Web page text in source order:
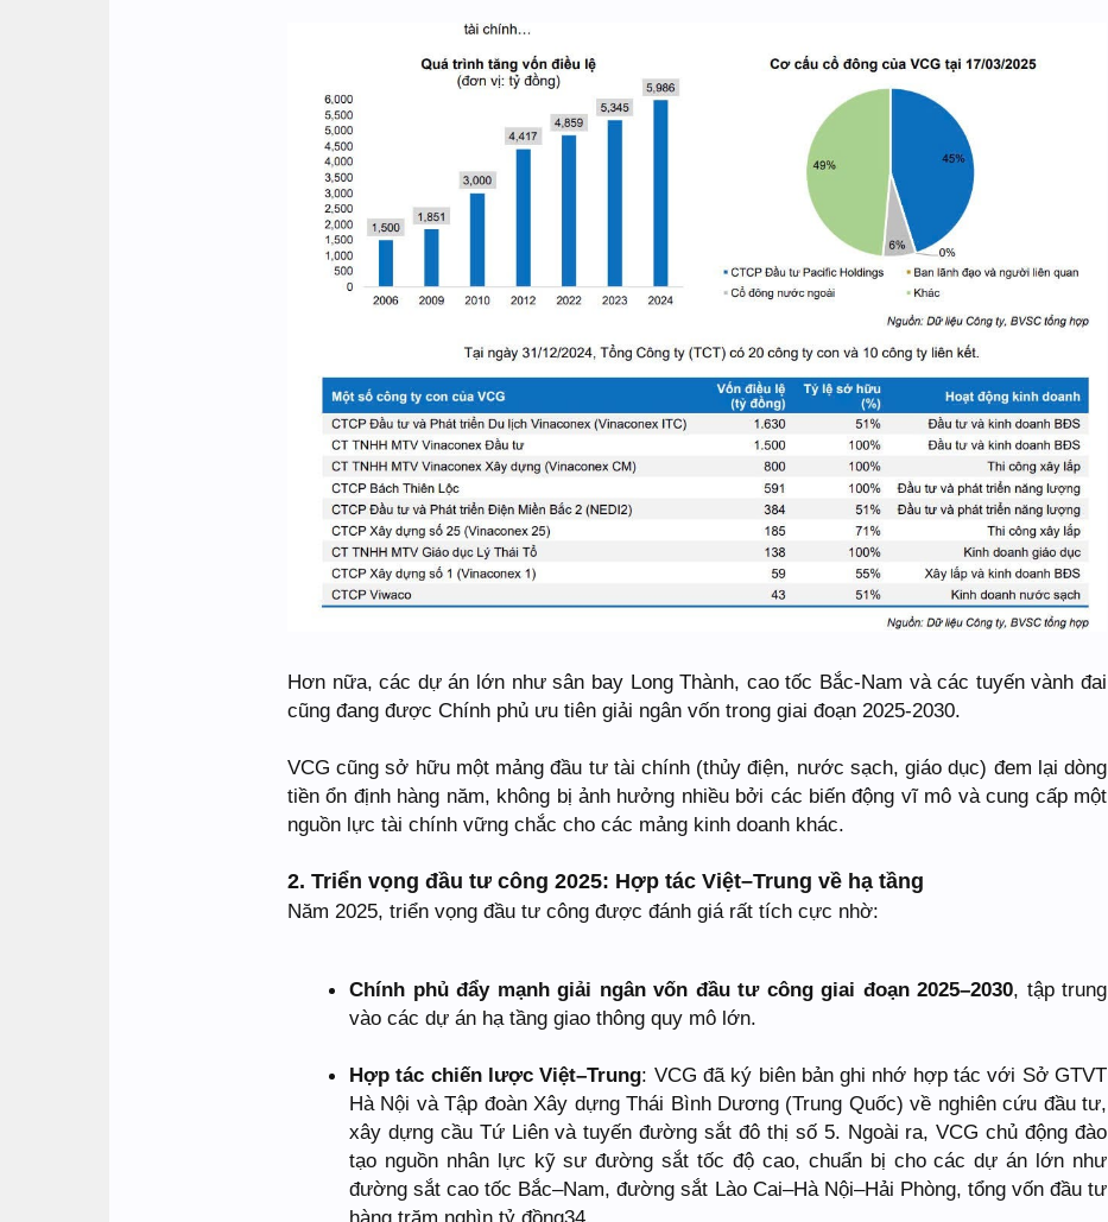
Hơn nữa, các dự án lớn như sân bay Long Thành, cao tốc Bắc-Nam và các tuyến vành đai
cũng đang được Chính phủ ưu tiên giải ngân vốn trong giai đoạn 2025-2030.
VCG cũng sở hữu một mảng đầu tư tài chính (thủy điện, nước sạch, giáo dục) đem lại dòng
tiền ổn định hàng năm, không bị ảnh hưởng nhiều bởi các biến động vĩ mô và cung cấp một
nguồn lực tài chính vững chắc cho các mảng kinh doanh khác.
2. Triển vọng đầu tư công 2025: Hợp tác Việt–Trung về hạ tầng
Năm 2025, triển vọng đầu tư công được đánh giá rất tích cực nhờ:
Chính phủ đẩy mạnh giải ngân vốn đầu tư công giai đoạn 2025–2030, tập trung
vào các dự án hạ tầng giao thông quy mô lớn.
Hợp tác chiến lược Việt–Trung: VCG đã ký biên bản ghi nhớ hợp tác với Sở GTVT
Hà Nội và Tập đoàn Xây dựng Thái Bình Dương (Trung Quốc) về nghiên cứu đầu tư,
xây dựng cầu Tứ Liên và tuyến đường sắt đô thị số 5. Ngoài ra, VCG chủ động đào
tạo nguồn nhân lực kỹ sư đường sắt tốc độ cao, chuẩn bị cho các dự án lớn như
đường sắt cao tốc Bắc–Nam, đường sắt Lào Cai–Hà Nội–Hải Phòng, tổng vốn đầu tư
hàng trăm nghìn tỷ đồng34.